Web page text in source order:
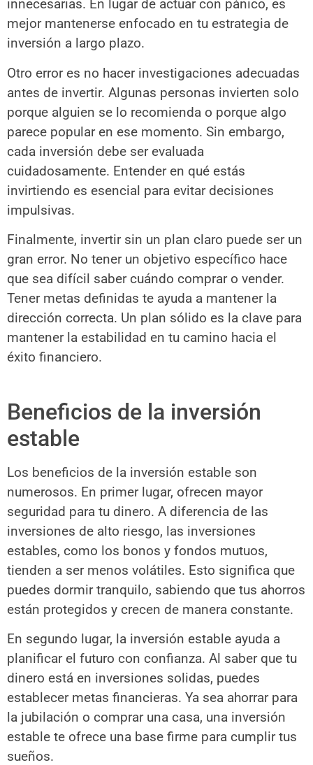
innecesarias. En lugar de actuar con pánico, es
mejor mantenerse enfocado en tu estrategia de
inversión a largo plazo.
Otro error es no hacer investigaciones adecuadas
antes de invertir. Algunas personas invierten solo
porque alguien se lo recomienda o porque algo
parece popular en ese momento. Sin embargo,
cada inversión debe ser evaluada
cuidadosamente. Entender en qué estás
invirtiendo es esencial para evitar decisiones
impulsivas.
Finalmente, invertir sin un plan claro puede ser un
gran error. No tener un objetivo específico hace
que sea difícil saber cuándo comprar o vender.
Tener metas definidas te ayuda a mantener la
dirección correcta. Un plan sólido es la clave para
mantener la estabilidad en tu camino hacia el
éxito financiero.
Beneficios de la inversión
estable
Los beneficios de la inversión estable son
numerosos. En primer lugar, ofrecen mayor
seguridad para tu dinero. A diferencia de las
inversiones de alto riesgo, las inversiones
estables, como los bonos y fondos mutuos,
tienden a ser menos volátiles. Esto significa que
puedes dormir tranquilo, sabiendo que tus ahorros
están protegidos y crecen de manera constante.
En segundo lugar, la inversión estable ayuda a
planificar el futuro con confianza. Al saber que tu
dinero está en inversiones solidas, puedes
establecer metas financieras. Ya sea ahorrar para
la jubilación o comprar una casa, una inversión
estable te ofrece una base firme para cumplir tus
sueños.